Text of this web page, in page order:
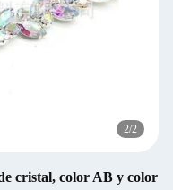
2/2
cristal, color AB y color